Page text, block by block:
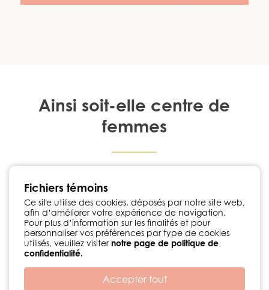
Ainsi soit-elle centre de
femmes
450 447-3576 •
Suivez-nous sur Facebook
Politique de confidentialité
Fichiers témoins
Ce site utilise des cookies, déposés par notre site web,
afin d’améliorer votre expérience de navigation.
Pour plus d’information sur les finalités et pour
personnaliser vos préférences par type de cookies
utilisés, veuillez visiter notre page de politique de
confidentialité.
Accepter tout